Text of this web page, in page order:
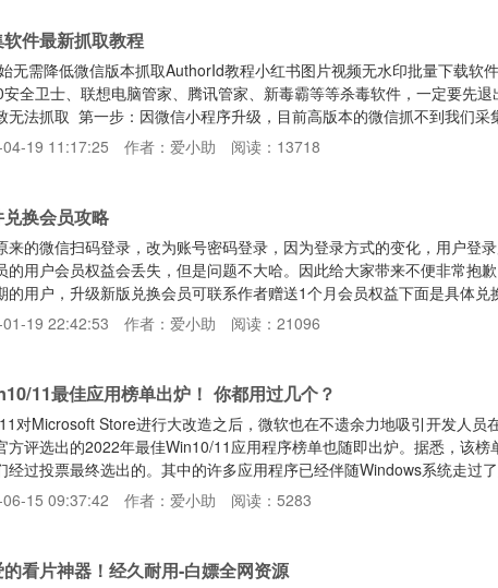
件最新抓取教程
无需降低微信版本抓取AuthorId教程小红书图片视频无水印批量下载软
全卫士、联想电脑管家、腾讯管家、新毒霸等等杀毒软件，一定要先
无法抓取 第一步：因微信小程序升级，目前高版本的微信抓不到我们采
先降低微信版本目前微信3.4.5.27版本，测试是可以正常抓取我们所需要
啥的不会丢失的123云盘下载：https://www.123pan.com/s/dyLRVv-
19 11:17:25 作者：爱小助 阅读：13718
换会员攻略
来的微信扫码登录，改为账号密码登录，因为登录方式的变化，用户登
的用户会员权益会丢失，但是问题不大哈。因此给大家带来不便非常抱
的用户，升级新版兑换会员可联系作者赠送1个月会员权益下面是具体
界面，点击登录账号，先注册账号，注册成功后完成登录第二步：登录成
你开通会员支付宝账单的完整订单号（商户订单号或订单号都可以），
19 22:42:53 作者：爱小助 阅读：21096
11最佳应用榜单出炉！ 你都用过几个？
对Microsoft Store进行大改造之后，微软也在不遗余力地吸引开发人员
方评选出的2022年最佳Win10/11应用程序榜单也随即出炉。据悉，该榜
经过投票最终选出的。其中的许多应用程序已经伴随Windows系统走过
的是，这些工具都不是反恶意软件工具，也不是通用应用程序（例如图像
较小众的工具，唯一目的是让Windows变得更易于使用，并且都是免费
15 09:37:42 作者：爱小助 阅读：5283
看片神器！经久耐用-白嫖全网资源